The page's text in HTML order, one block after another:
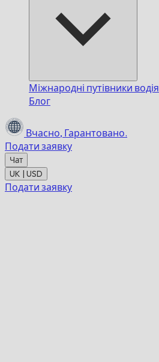
Міжнародні путівники водія
Блог
Вчасно, Гарантовано.
Подати заявку
Чат
UK | USD
Подати заявку